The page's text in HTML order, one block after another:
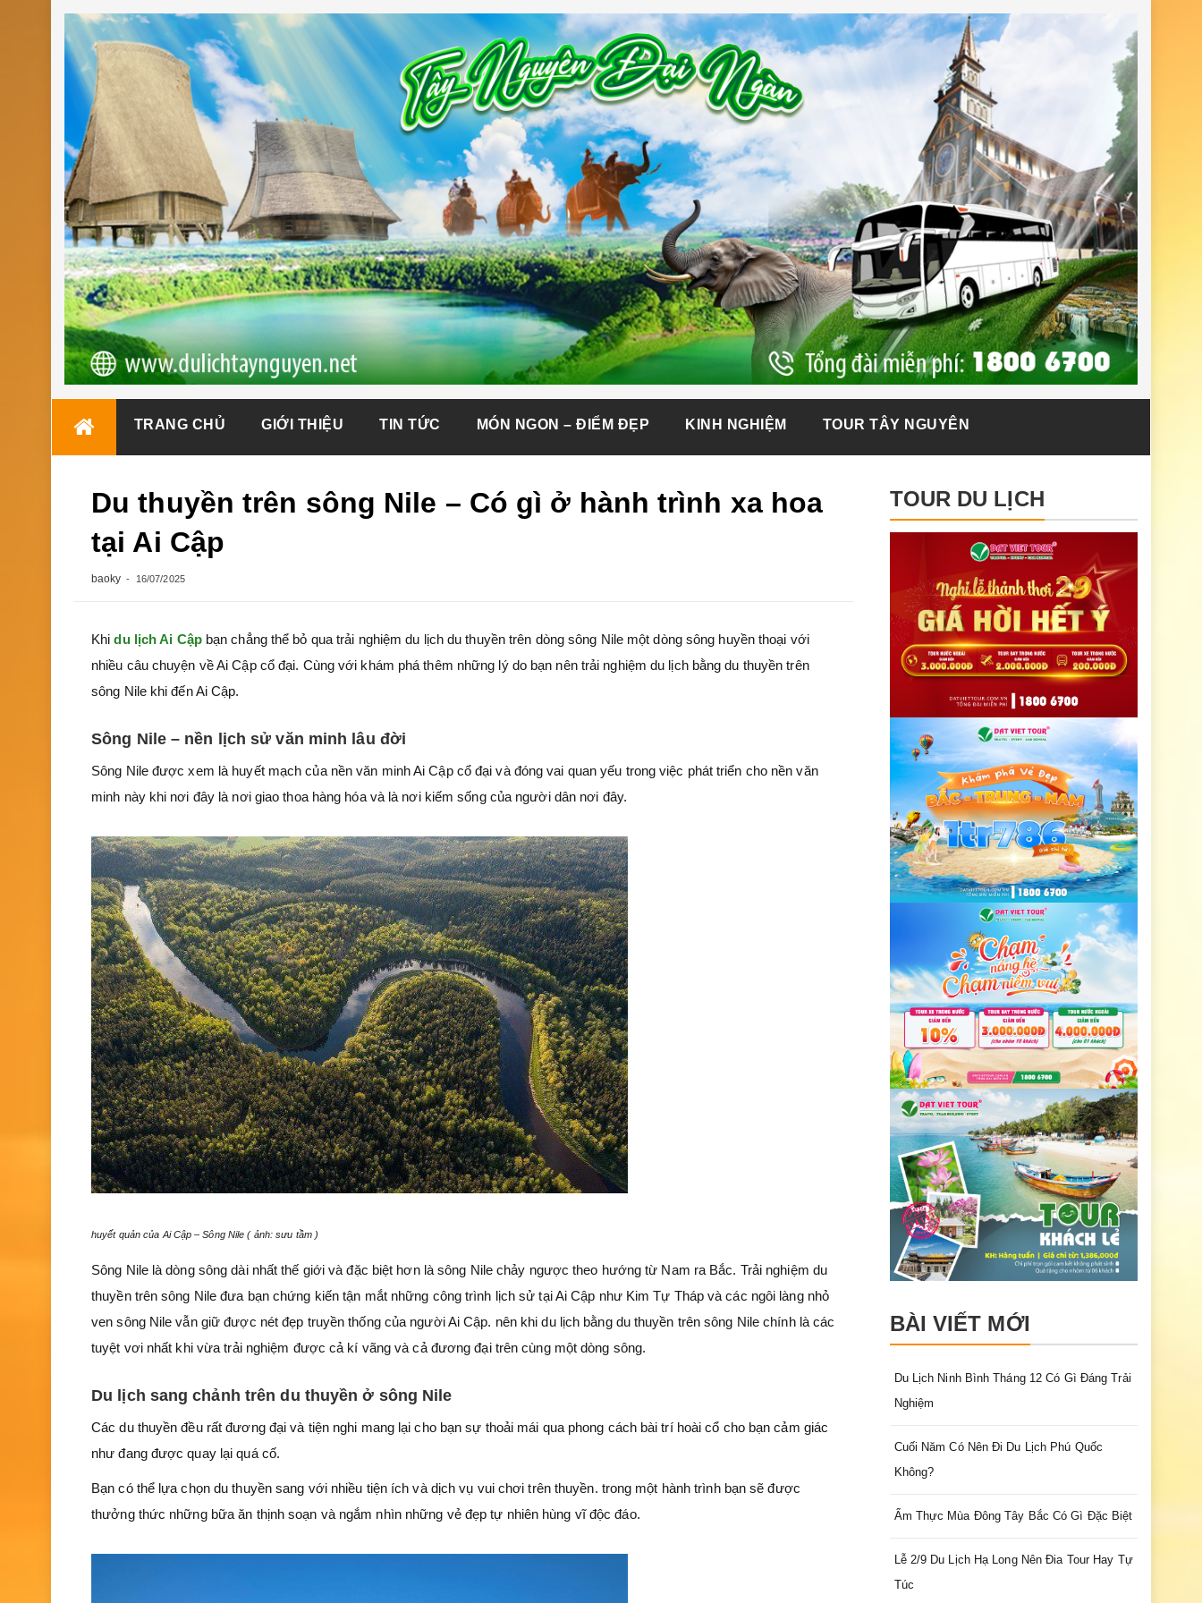
TRANG CHỦ GIỚI THIỆU TIN TỨC MÓN NGON – ĐIỂM ĐẸP KINH NGHIỆM TOUR TÂY NGUYÊN
Du thuyền trên sông Nile – Có gì ở hành trình xa hoa
tại Ai Cập
baoky 16/07/2025
Khi du lịch Ai Cập bạn chẳng thể bỏ qua trải nghiệm du lịch du thuyền trên dòng sông Nile một dòng sông huyền thoại với
nhiều câu chuyện về Ai Cập cổ đại. Cùng với khám phá thêm những lý do bạn nên trải nghiệm du lịch bằng du thuyền trên
sông Nile khi đến Ai Cập.
Sông Nile – nền lịch sử văn minh lâu đời
Sông Nile được xem là huyết mạch của nền văn minh Ai Cập cổ đại và đóng vai quan yếu trong việc phát triển cho nền văn
minh này khi nơi đây là nơi giao thoa hàng hóa và là nơi kiếm sống của người dân nơi đây.
huyết quản của Ai Cập – Sông Nile ( ảnh: sưu tầm )
Sông Nile là dòng sông dài nhất thế giới và đặc biệt hơn là sông Nile chảy ngược theo hướng từ Nam ra Bắc. Trải nghiệm du
thuyền trên sông Nile đưa bạn chứng kiến tận mắt những công trình lịch sử tại Ai Cập như Kim Tự Tháp và các ngôi làng nhỏ
ven sông Nile vẫn giữ được nét đẹp truyền thống của người Ai Cập. nên khi du lịch bằng du thuyền trên sông Nile chính là các
tuyệt vơi nhất khi vừa trải nghiệm được cả kí vãng và cả đương đại trên cùng một dòng sông.
Du lịch sang chảnh trên du thuyền ở sông Nile
Các du thuyền đều rất đương đại và tiện nghi mang lại cho bạn sự thoải mái qua phong cách bài trí hoài cổ cho bạn cảm giác
như đang được quay lại quá cố.
Bạn có thể lựa chọn du thuyền sang với nhiều tiện ích và dịch vụ vui chơi trên thuyền. trong một hành trình bạn sẽ được
thưởng thức những bữa ăn thịnh soạn và ngắm nhìn những vẻ đẹp tự nhiên hùng vĩ độc đáo.
TOUR DU LỊCH
BÀI VIẾT MỚI
Du Lịch Ninh Bình Tháng 12 Có Gì Đáng Trải
Nghiệm
Cuối Năm Có Nên Đi Du Lịch Phú Quốc
Không?
Ẩm Thực Mùa Đông Tây Bắc Có Gì Đặc Biệt
Lễ 2/9 Du Lịch Hạ Long Nên Đia Tour Hay Tự
Túc